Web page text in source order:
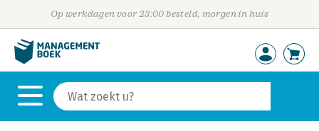
Op werkdagen voor 23:00 besteld, morgen in huis